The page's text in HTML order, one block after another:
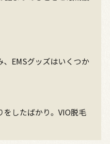
EMSグッズはいくつか
をしたばかり。VIO脱毛